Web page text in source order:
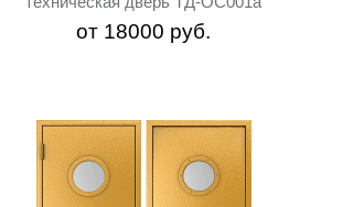
от 18000 руб.